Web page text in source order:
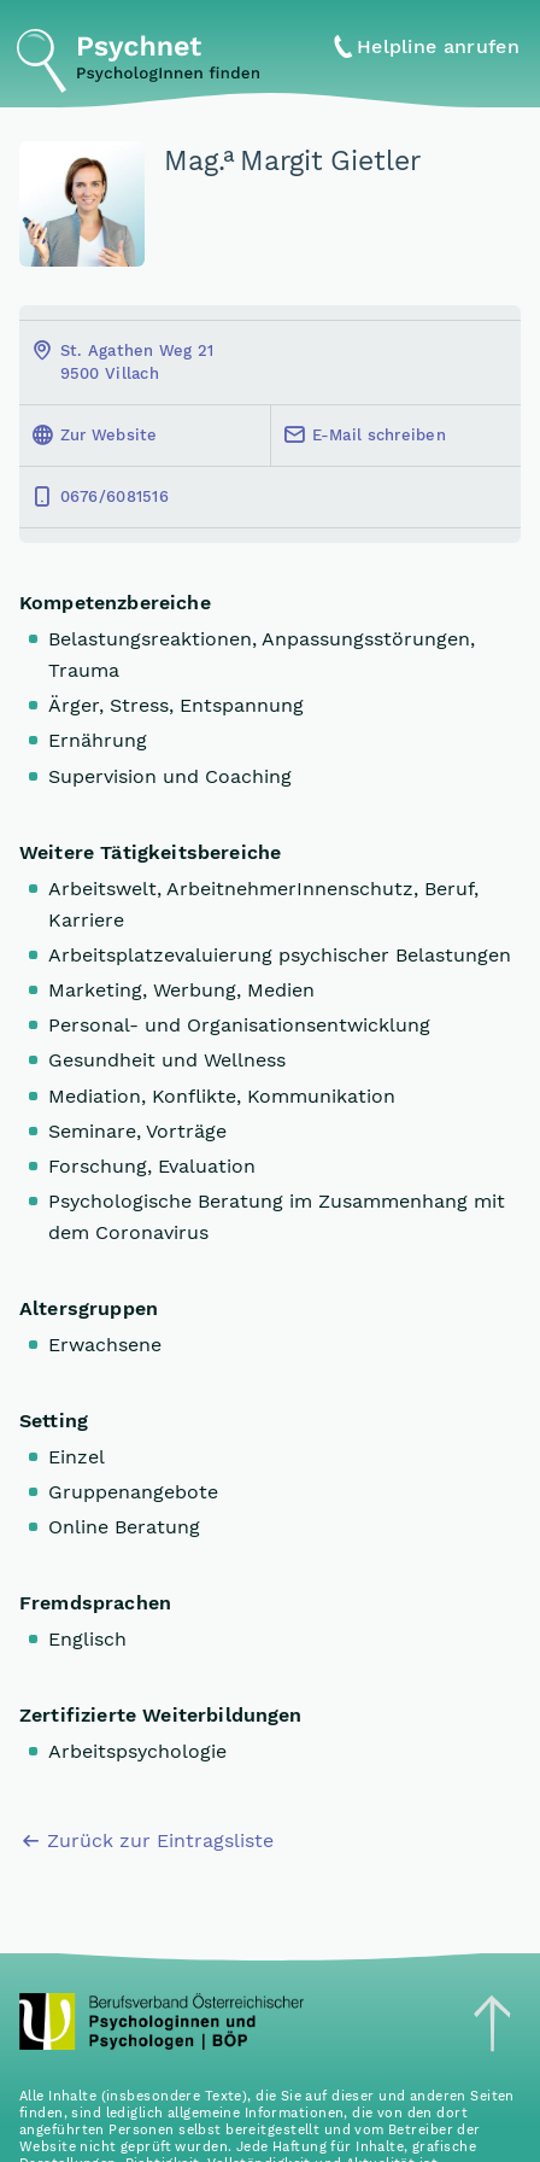
Helpline anrufen
Mag.aMargit Gietler
St. Agathen Weg 21
9500 Villach
Zur Website E-Mail schreiben
0676/6081516
Kompetenzbereiche
Belastungsreaktionen, Anpassungsstörungen,
Trauma
Ärger, Stress, Entspannung
Ernährung
Supervision und Coaching
Weitere Tätigkeitsbereiche
Arbeitswelt, ArbeitnehmerInnenschutz, Beruf,
Karriere
Arbeitsplatzevaluierung psychischer Belastungen
Marketing, Werbung, Medien
Personal- und Organisationsentwicklung
Gesundheit und Wellness
Mediation, Konflikte, Kommunikation
Seminare, Vorträge
Forschung, Evaluation
Psychologische Beratung im Zusammenhang mit
dem Coronavirus
Altersgruppen
Erwachsene
Setting
Einzel
Gruppenangebote
Online Beratung
Fremdsprachen
Englisch
Zertifizierte Weiterbildungen
Arbeitspsychologie
Zurück zur Eintragsliste
Alle Inhalte (insbesondere Texte), die Sie auf dieser und anderen Seiten
finden, sind lediglich allgemeine Informationen, die von den dort
angeführten Personen selbst bereitgestellt und vom Betreiber der
Website nicht geprüft wurden. Jede Haftung für Inhalte, grafische